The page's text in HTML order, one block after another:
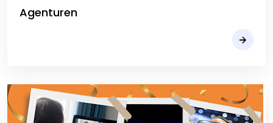
Agenturen